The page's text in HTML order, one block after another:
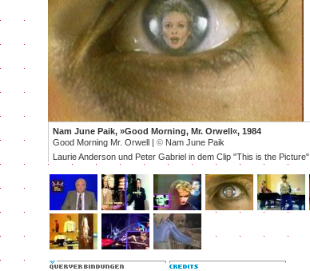
Nam June Paik, »Good Morning, Mr. Orwell«, 1984
Good Morning Mr. Orwell | © Nam June Paik
Laurie Anderson und Peter Gabriel in dem Clip "This is the Picture".